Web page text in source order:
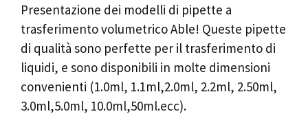
Presentazione dei modelli di pipette a
trasferimento volumetrico Able! Queste pipette
di qualità sono perfette per il trasferimento di
liquidi, e sono disponibili in molte dimensioni
convenienti (1.0ml, 1.1ml,2.0ml, 2.2ml, 2.50ml,
3.0ml,5.0ml, 10.0ml,50ml.ecc).